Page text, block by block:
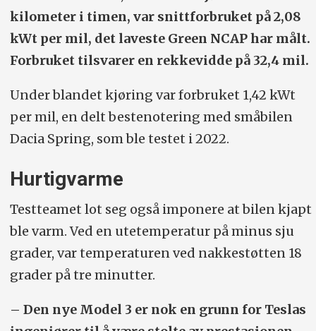
kilometer i timen, var snittforbruket på 2,08
kWt per mil, det laveste Green NCAP har målt.
Forbruket tilsvarer en rekkevidde på 32,4 mil.
Under blandet kjøring var forbruket 1,42 kWt
per mil, en delt bestenotering med småbilen
Dacia Spring, som ble testet i 2022.
Hurtigvarme
Testteamet lot seg også imponere at bilen kjapt
ble varm. Ved en utetemperatur på minus sju
grader, var temperaturen ved nakkestøtten 18
grader på tre minutter.
– Den nye Model 3 er nok en grunn for Teslas